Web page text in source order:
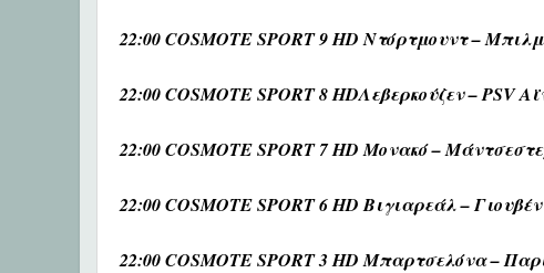
22:00 COSMOTE SPORT 9 HD Ντόρτμουντ –
22:00 COSMOTE SPORT 8 HDΛεβερκούζεν – PSV
22:00 COSMOTE SPORT 7 HD Μονακό –
22:00 COSMOTE SPORT 6 HD Βιγιαρεάλ –
22:00 COSMOTE SPORT 3 HD Μπαρτσελόνα –